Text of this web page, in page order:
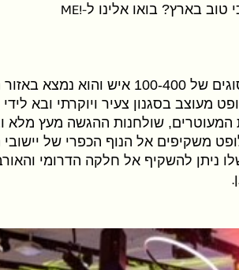
בארץ? בואו אלינו לME!-
הוא לופט לאירועים מכל הסוגים של 100-400
מעוצב בסגנון צעיר ויוקרתי ובא לידי
שולחנות ההגשה מעץ מלא
משקיפים אל הנוף הכפרי של
ניתן להשקיף אל חלקה הדרומי
.